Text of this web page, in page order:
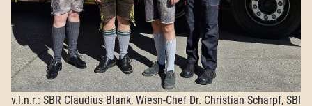
v.l.n.r.: SBR Claudius Blank, Wiesn-Chef Dr. Christian Scharpf, SBI